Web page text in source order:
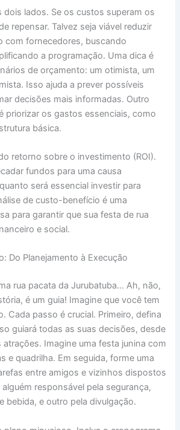
dois lados. Se os custos superam os
repensar. Talvez seja viável reduzir
com fornecedores, buscando
a programação. Uma dica é
de orçamento: um otimista, um
Isso ajuda a prever possíveis
decisões mais informadas. Outro
priorizar os gastos essenciais, como
básica.
retorno sobre o investimento (ROI).
fundos para uma causa
será essencial investir para
de custo-benefício é uma
para garantir que sua festa de rua
e social.
Do Planejamento à Execução
rua pacata da Jurubatuba… Ah, não,
é um guia! Imagine que você tem
Cada passo é crucial. Primeiro, defina
guiará todas as suas decisões, desde
atrações. Imagine uma festa junina com
e quadrilha. Em seguida, forme uma
entre amigos e vizinhos dispostos
alguém responsável pela segurança,
bebida, e outro pela divulgação.